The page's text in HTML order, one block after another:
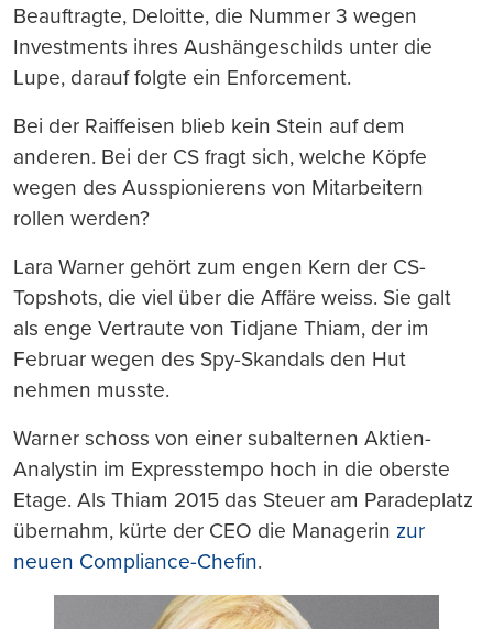
Beauftragte, Deloitte, die Nummer 3 wegen
Investments ihres Aushängeschilds unter die
Lupe, darauf folgte ein Enforcement.
Bei der Raiffeisen blieb kein Stein auf dem
anderen. Bei der CS fragt sich, welche Köpfe
wegen des Ausspionierens von Mitarbeitern
rollen werden?
Lara Warner gehört zum engen Kern der CS-
Topshots, die viel über die Affäre weiss. Sie galt
als enge Vertraute von Tidjane Thiam, der im
Februar wegen des Spy-Skandals den Hut
nehmen musste.
Warner schoss von einer subalternen Aktien-
Analystin im Expresstempo hoch in die oberste
Etage. Als Thiam 2015 das Steuer am Paradeplatz
übernahm, kürte der CEO die Managerin zur
neuen Compliance-Chefin.